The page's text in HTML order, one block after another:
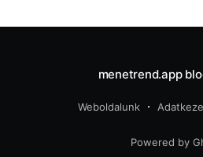
menetrend.app
Weboldalunk
Powered by